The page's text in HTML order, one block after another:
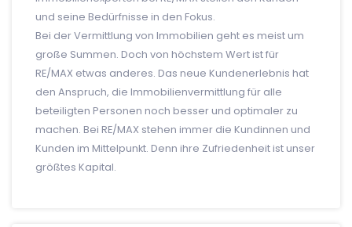
und seine Bedürfnisse in den Fokus.
Bei der Vermittlung von Immobilien geht es meist um
große Summen. Doch von höchstem Wert ist für
RE/MAX etwas anderes. Das neue Kundenerlebnis hat
den Anspruch, die Immobilienvermittlung für alle
beteiligten Personen noch besser und optimaler zu
machen. Bei RE/MAX stehen immer die Kundinnen und
Kunden im Mittelpunkt. Denn ihre Zufriedenheit ist unser
größtes Kapital.